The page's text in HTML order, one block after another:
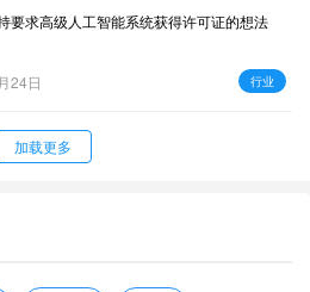
要求高级人工智能系统获得许可证的想法
24日 行业
加载更多